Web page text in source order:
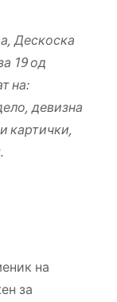
Дескоска
19 од
на:
девизна
картички,
на
за